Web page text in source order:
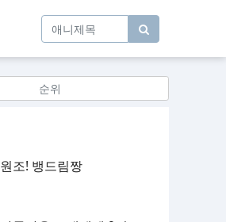
순위
원조! 뱅드림짱